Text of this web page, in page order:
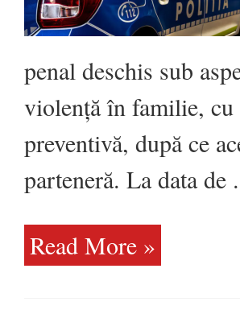
ce
un
bărbat
și-
agresat
fizic
penal deschis sub
violență în familie, cu
preventivă, după ce
parteneră. La data de
Read More »